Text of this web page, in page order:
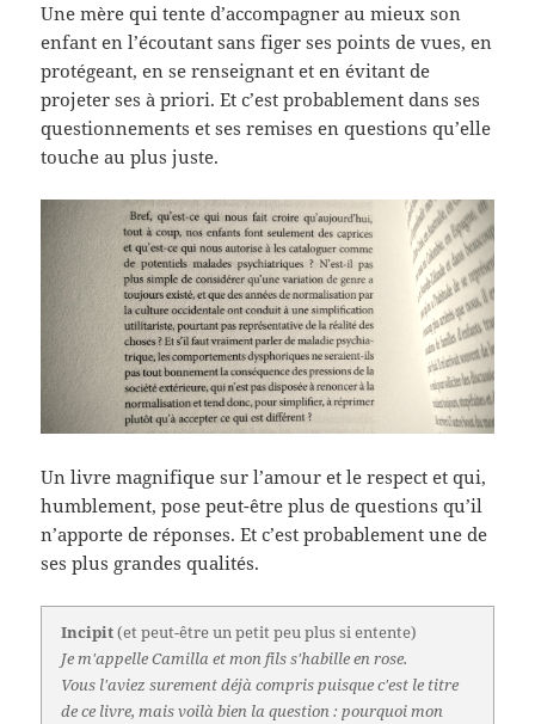
Une mère qui tente d’accompagner au mieux son
enfant en l’écoutant sans figer ses points de vues, en
protégeant, en se renseignant et en évitant de
projeter ses à priori. Et c’est probablement dans ses
questionnements et ses remises en questions qu’elle
touche au plus juste.
Un livre magnifique sur l’amour et le respect et qui,
humblement, pose peut-être plus de questions qu’il
n’apporte de réponses. Et c’est probablement une de
ses plus grandes qualités.
Incipit(et peut-être un petit peu plus si entente)
Je m'appelle Camilla et mon fils s'habille en rose.
Vous l'aviez surement déjà compris puisque c'est le titre
de ce livre, mais voilà bien la question : pourquoi mon